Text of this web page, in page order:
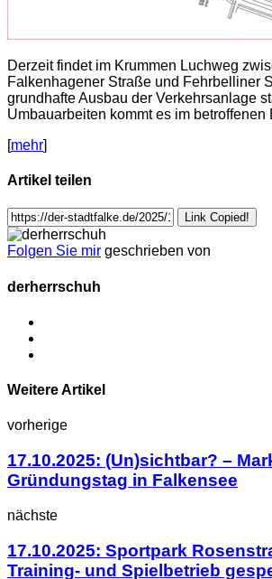
Derzeit findet im Krummen Luchweg
Falkenhagener Straße und Fehrbelliner
grundhafte Ausbau der Verkehrsanlage
Umbauarbeiten kommt es im
[mehr]
Artikel teilen
Link Copied!
Folgen Sie mir geschrieben von
derherrschuh
Weitere Artikel
vorherige
17.10.2025: (Un)sichtbar? –
Gründungstag in Falkensee
nächste
17.10.2025: Sportpark
Training- und Spielbetrieb